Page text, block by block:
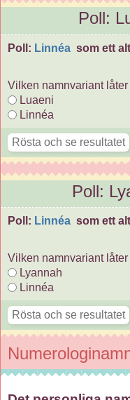
Poll:
Poll: Linnéa som ett
Vilken namnvariant
Luaeni
Linnéa
Poll:
Poll: Linnéa som ett
Vilken namnvariant
Lyannah
Linnéa